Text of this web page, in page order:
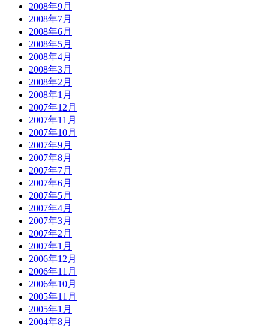
2008年9月
2008年7月
2008年6月
2008年5月
2008年4月
2008年3月
2008年2月
2008年1月
2007年12月
2007年11月
2007年10月
2007年9月
2007年8月
2007年7月
2007年6月
2007年5月
2007年4月
2007年3月
2007年2月
2007年1月
2006年12月
2006年11月
2006年10月
2005年11月
2005年1月
2004年8月